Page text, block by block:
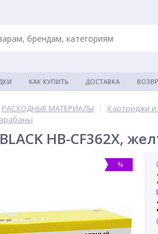
КАК КУПИТЬ ДОСТАВКА
РАСХОДНЫЕ МАТЕРИАЛЫ | Картриджи
HB-CF362X,
%